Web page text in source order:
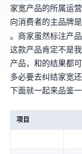
家宽产品的所属运
向消费者的主品牌是
Spectrum。商家虽然标注产
这款产品肯定不是
产品，PTR和MaxMind
多必要去纠结家宽还
下面就一起来品鉴
项目